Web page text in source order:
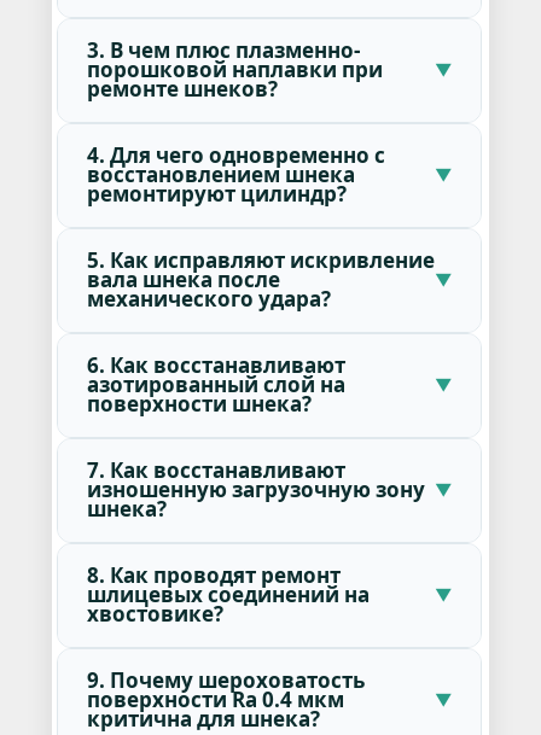
3. В чем плюс плазменно-
порошковой наплавки при
ремонте шнеков?
4. Для чего одновременно с
восстановлением шнека
ремонтируют цилиндр?
5. Как исправляют искривление
вала шнека после
механического удара?
6. Как восстанавливают
азотированный слой на
поверхности шнека?
7. Как восстанавливают
изношенную загрузочную зону
шнека?
8. Как проводят ремонт
шлицевых соединений на
хвостовике?
9. Почему шероховатость
поверхности Ra 0.4 мкм
критична для шнека?